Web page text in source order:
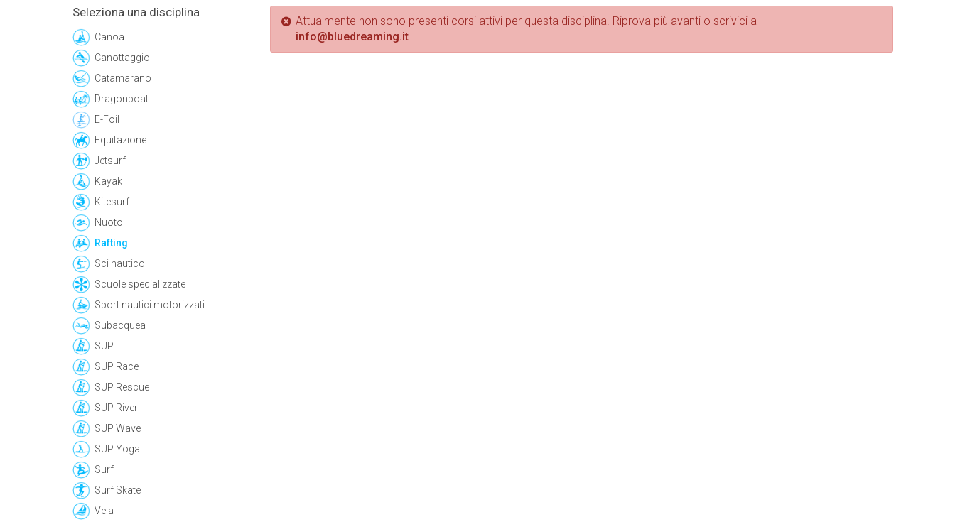
Seleziona una disciplina
Canoa
Canottaggio
Catamarano
Dragonboat
E-Foil
Equitazione
Jetsurf
Kayak
Kitesurf
Nuoto
Rafting
Sci nautico
Scuole specializzate
Sport nautici motorizzati
Subacquea
SUP
SUP Race
SUP Rescue
SUP River
SUP Wave
SUP Yoga
Surf
Surf Skate
Vela
Attualmente non sono presenti corsi attivi per questa disciplina. Riprova più avanti o scrivici a
info@bluedreaming.it